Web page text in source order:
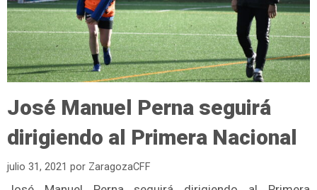
José Manuel Perna seguirá
dirigiendo al Primera Nacional
julio 31, 2021 por ZaragozaCFF